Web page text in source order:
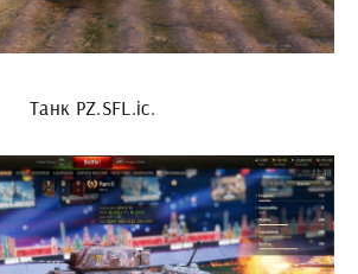
Танк PZ.SFL.ic.